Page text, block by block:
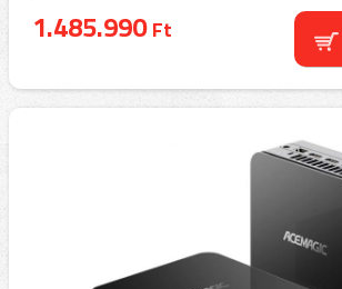
1.485.990Ft